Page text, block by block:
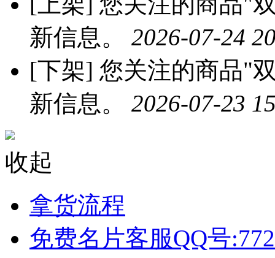
新信息。 2026-07-24
[下架] 您关注的商品"
新信息。 2026-07-23
收起
拿货流程
免费名片客服QQ号